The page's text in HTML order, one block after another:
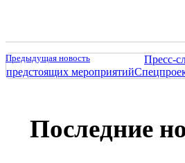
Предыдущая новость Пресс-
предстоящих мероприятий
Последние